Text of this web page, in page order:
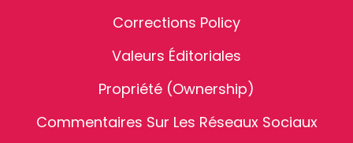
Corrections Policy
Valeurs Éditoriales
Propriété (Ownership)
Commentaires Sur Les Réseaux Sociaux